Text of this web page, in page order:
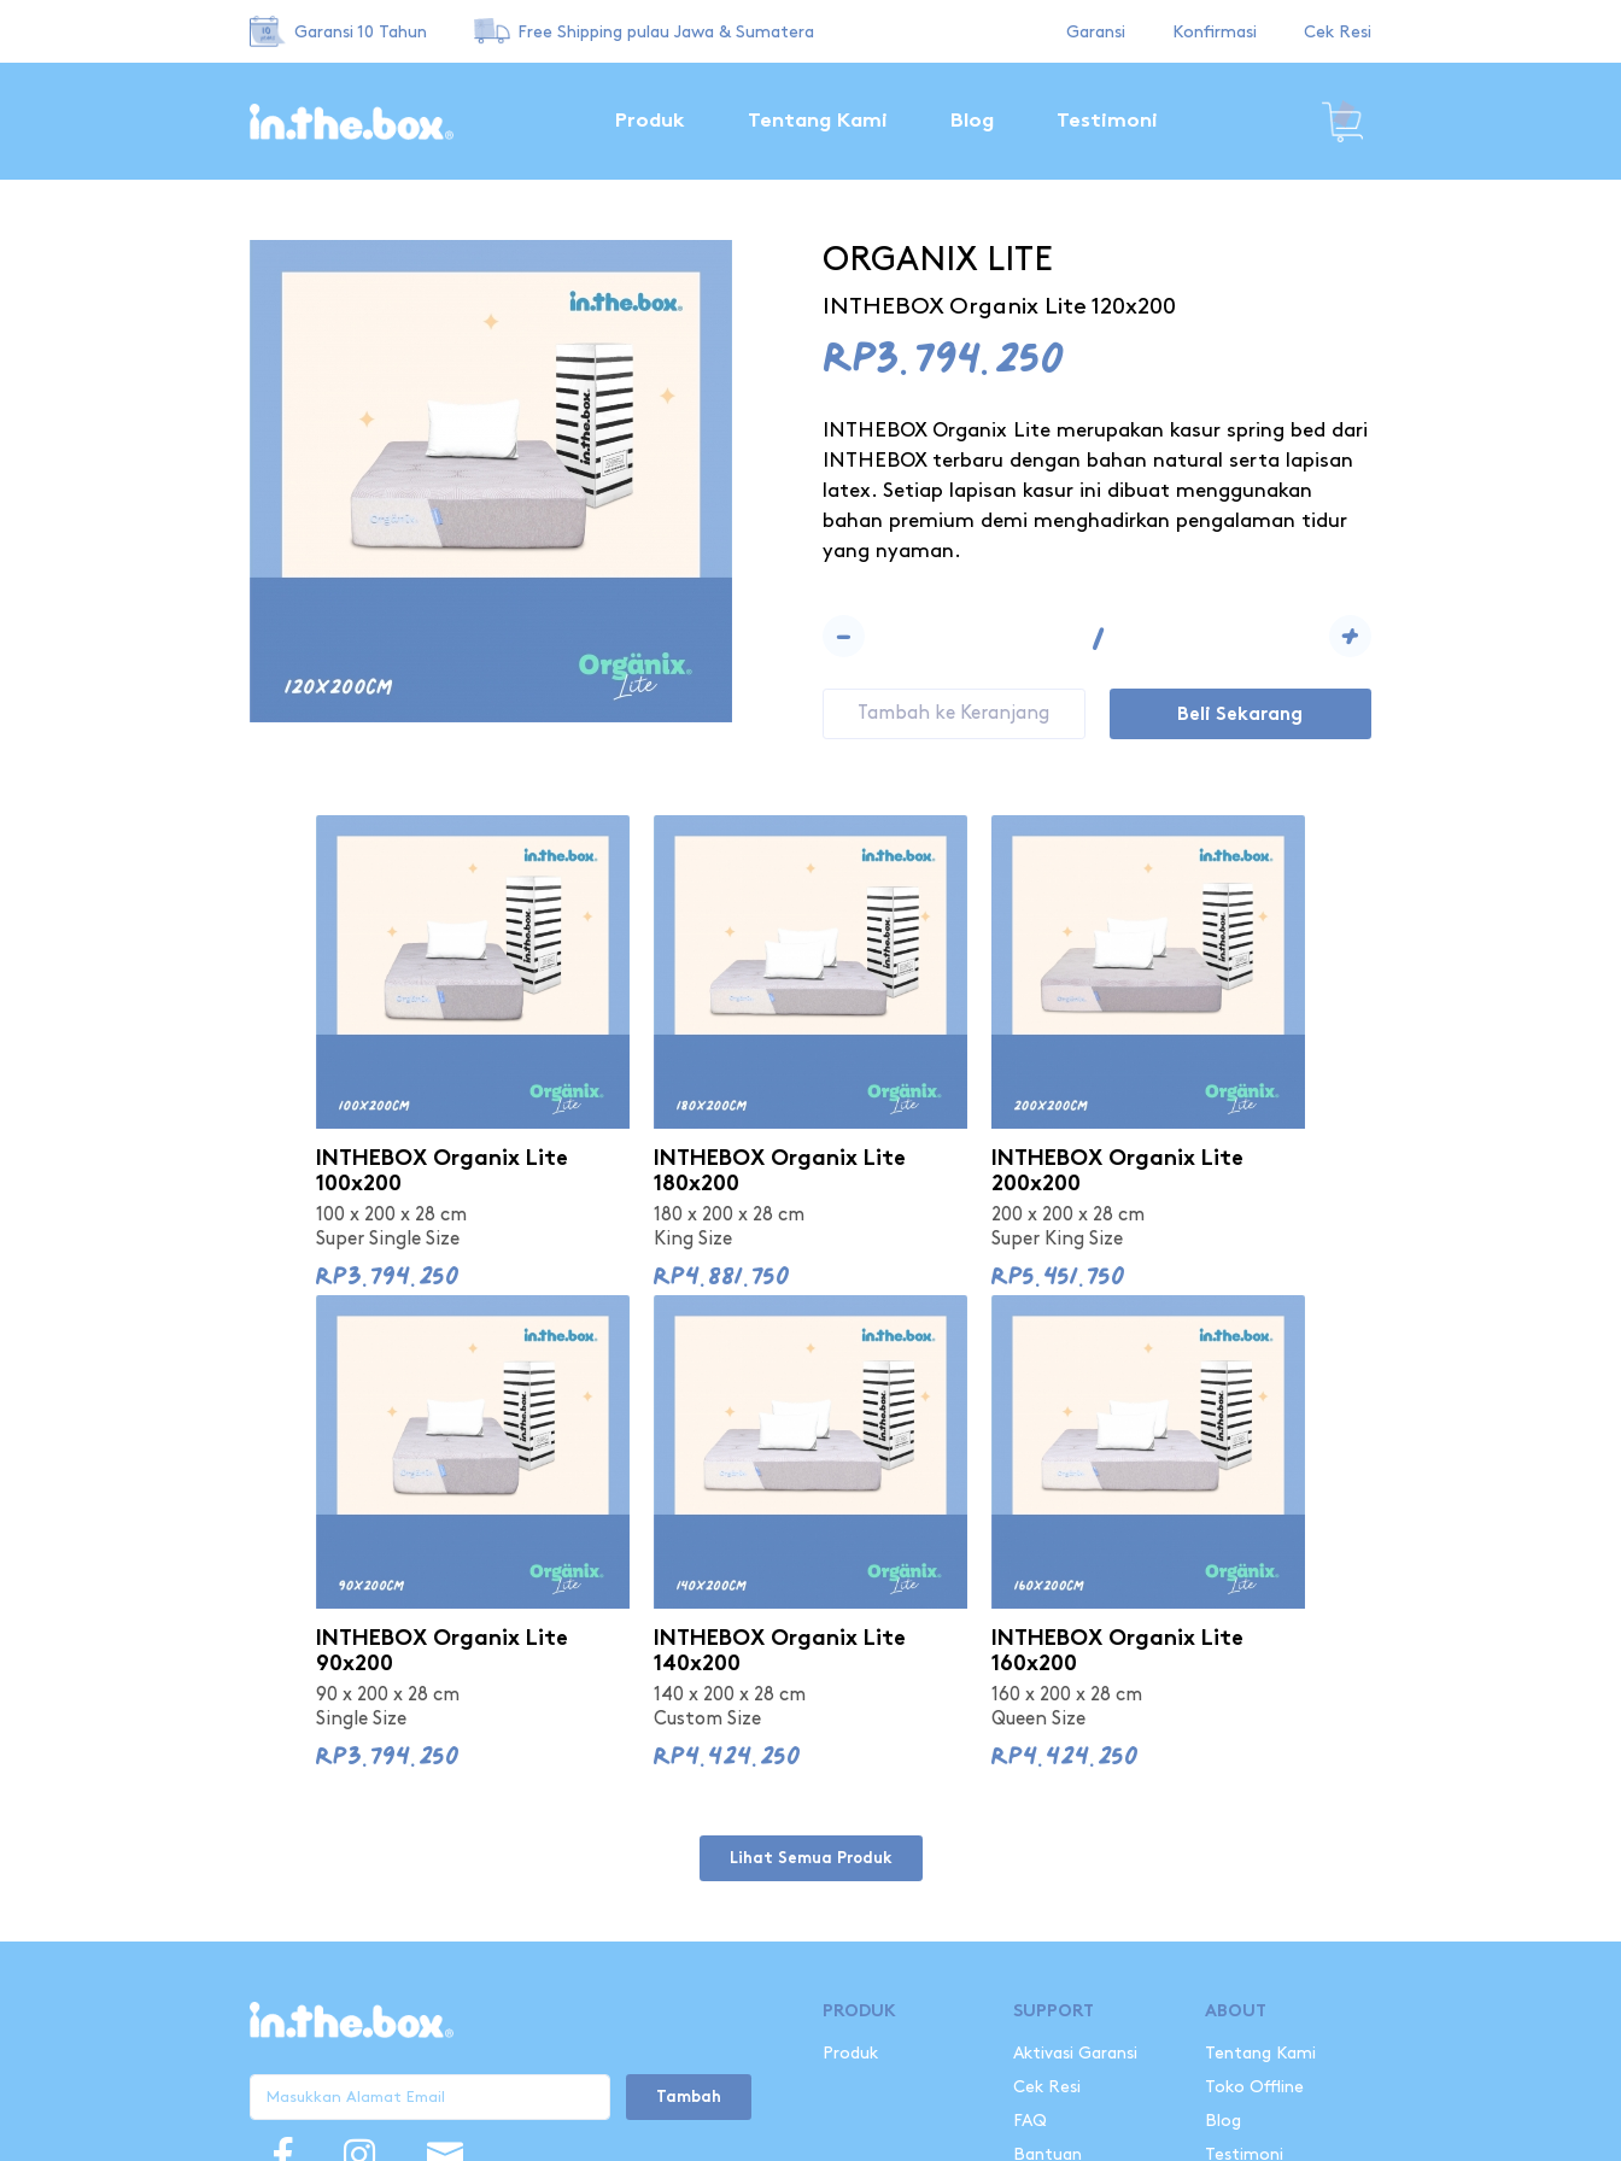
Garansi 10 Tahun Free Shipping pulau Jawa & Sumatera Garansi Konfirmasi Cek Resi
Produk Tentang Kami Blog Testimoni
ORGANIX LITE
INTHEBOX Organix Lite 120x200
Rp3.794.250
INTHEBOX Organix Lite merupakan kasur spring bed dari
INTHEBOX terbaru dengan bahan natural serta lapisan
latex. Setiap lapisan kasur ini dibuat menggunakan
bahan premium demi menghadirkan pengalaman tidur
yang nyaman.
- +
Tambah ke Keranjang Beli Sekarang
INTHEBOX Organix Lite
100x200
100 x 200 x 28 cm
Super Single Size
Rp3.794.250
INTHEBOX Organix Lite
180x200
180 x 200 x 28 cm
King Size
Rp4.881.750
INTHEBOX Organix Lite
200x200
200 x 200 x 28 cm
Super King Size
Rp5.451.750
INTHEBOX Organix Lite
90x200
90 x 200 x 28 cm
Single Size
Rp3.794.250
INTHEBOX Organix Lite
140x200
140 x 200 x 28 cm
Custom Size
Rp4.424.250
INTHEBOX Organix Lite
160x200
160 x 200 x 28 cm
Queen Size
Rp4.424.250
Lihat Semua Produk
Tambah
PRODUK
Produk
SUPPORT
Aktivasi Garansi
Cek Resi
FAQ
Bantuan
ABOUT
Tentang Kami
Toko Offline
Blog
Testimoni